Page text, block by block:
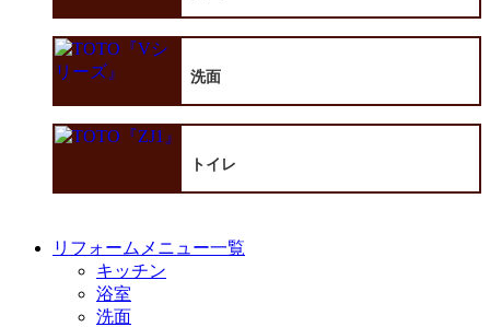
洗面
トイレ
リフォームメニュー一覧
キッチン
浴室
洗面